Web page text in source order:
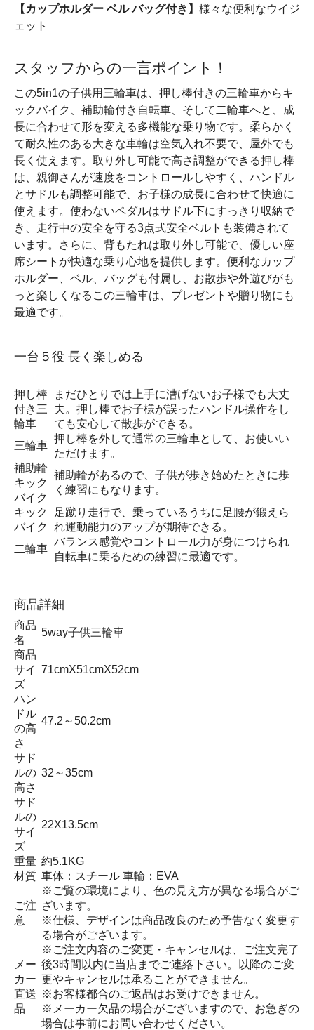
【カップホルダー ベル バッグ付き】 様々な便利なウイジ
ェット
スタッフからの一言ポイント！
この5in1の子供用三輪車は、押し棒付きの三輪車からキ
ックバイク、補助輪付き自転車、そして二輪車へと、成
長に合わせて形を変える多機能な乗り物です。柔らかく
て耐久性のある大きな車輪は空気入れ不要で、屋外でも
長く使えます。取り外し可能で高さ調整ができる押し棒
は、親御さんが速度をコントロールしやすく、ハンドル
とサドルも調整可能で、お子様の成長に合わせて快適に
使えます。使わないペダルはサドル下にすっきり収納で
き、走行中の安全を守る3点式安全ベルトも装備されて
います。さらに、背もたれは取り外し可能で、優しい座
席シートが快適な乗り心地を提供します。便利なカップ
ホルダー、ベル、バッグも付属し、お散歩や外遊びがも
っと楽しくなるこの三輪車は、プレゼントや贈り物にも
最適です。
一台５役 長く楽しめる
押し棒
付き三
輪車
まだひとりでは上手に漕げないお子様でも大丈
夫。押し棒でお子様が誤ったハンドル操作をし
ても安心して散歩ができる。
三輪車
押し棒を外して通常の三輪車として、お使いい
ただけます。
補助輪
キック
バイク
補助輪があるので、子供が歩き始めたときに歩
く練習にもなります。
キック
バイク
足蹴り走行で、乗っているうちに足腰が鍛えら
れ運動能力のアップが期待できる。
二輪車
バランス感覚やコントロール力が身につけられ
自転車に乗るための練習に最適です。
商品詳細
商品
名
5way子供三輪車
商品
サイ
ズ
71cmX51cmX52cm
ハン
ドル
の高
さ
47.2～50.2cm
サド
ルの
高さ
32～35cm
サド
ルの
サイ
ズ
22X13.5cm
重量 約5.1KG
材質 車体：スチール 車輪：EVA
ご注
意
※ご覧の環境により、色の見え方が異なる場合がご
ざいます。
※仕様、デザインは商品改良のため予告なく変更す
る場合がございます。
メー
カー
直送
品
※ご注文内容のご変更・キャンセルは、ご注文完了
後3時間以内に当店までご連絡下さい。以降のご変
更やキャンセルは承ることができません。
※お客様都合のご返品はお受けできません。
※メーカー欠品の場合がございますので、お急ぎの
場合は事前にお問い合わせください。